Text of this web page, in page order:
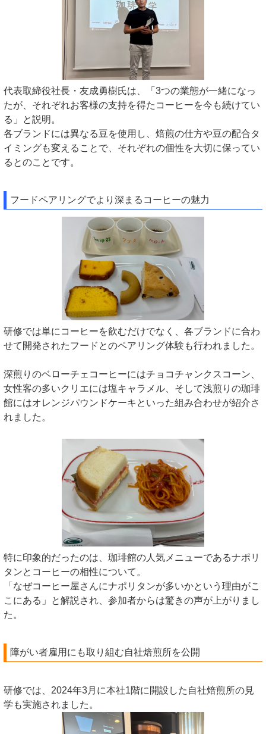
代表取締役社長・友成勇樹氏は、「3つの業態が一緒になっ
たが、それぞれお客様の支持を得たコーヒーを今も続けてい
る」と説明。
各ブランドには異なる豆を使用し、焙煎の仕方や豆の配合タ
イミングも変えることで、それぞれの個性を大切に保ってい
るとのことです。
フードペアリングでより深まるコーヒーの魅力
研修では単にコーヒーを飲むだけでなく、各ブランドに合わ
せて開発されたフードとのペアリング体験も行われました。
深煎りのベローチェコーヒーにはチョコチャンクスコーン、
女性客の多いクリエには塩キャラメル、そして浅煎りの珈琲
館にはオレンジパウンドケーキといった組み合わせが紹介さ
れました。
特に印象的だったのは、珈琲館の人気メニューであるナポリ
タンとコーヒーの相性について。
「なぜコーヒー屋さんにナポリタンが多いかという理由がこ
こにある」と解説され、参加者からは驚きの声が上がりまし
た。
障がい者雇用にも取り組む自社焙煎所を公開
研修では、2024年3月に本社1階に開設した自社焙煎所の見
学も実施されました。